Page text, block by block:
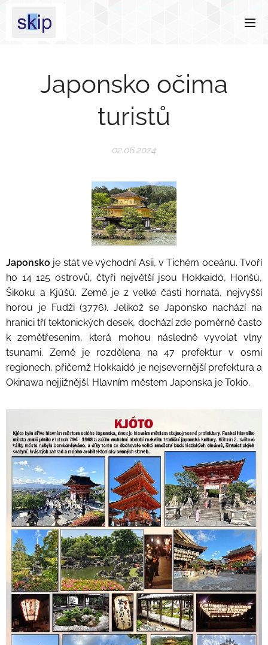
Japonsko očima
turistů
02.06.2024
Japonsko je stát ve východní Asii, v Tichém oceánu. Tvoří
ho 14 125 ostrovů, čtyři největší jsou Hokkaidó, Honšú,
Šikoku a Kjúšú. Země je z velké části hornatá, nejvyšší
horou je Fudži (3776). Jelikož se Japonsko nachází na
hranici tří tektonických desek, dochází zde poměrně často
k zemětřesením, která mohou následně vyvolat vlny
tsunami. Země je rozdělena na 47 prefektur v osmi
regionech, přičemž Hokkaidó je nejsevernější prefektura a
Okinawa nejjižnější. Hlavním městem Japonska je Tokio.